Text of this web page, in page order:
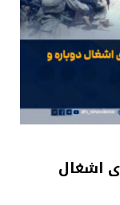
اشغال